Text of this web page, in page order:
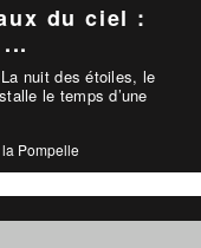
du ciel :
nuit des étoiles, le
le temps d’une
Pompelle